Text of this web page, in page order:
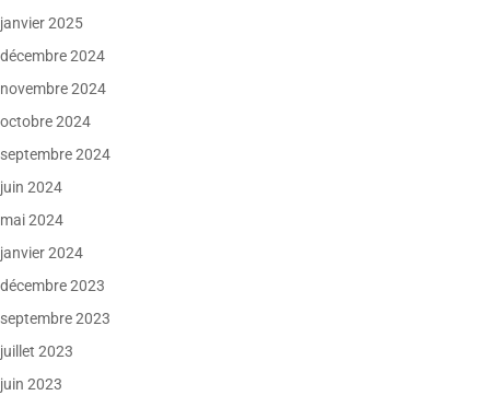
janvier 2025
décembre 2024
novembre 2024
octobre 2024
septembre 2024
juin 2024
mai 2024
janvier 2024
décembre 2023
septembre 2023
juillet 2023
juin 2023